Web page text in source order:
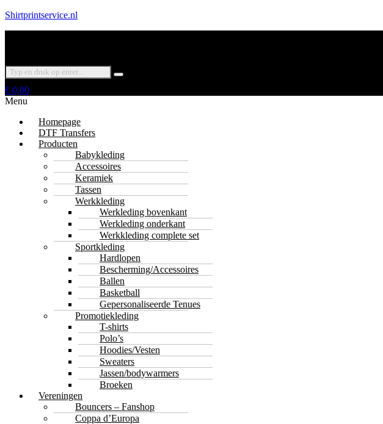
Shirtprintservice.nl
€ 0,00
Menu
Homepage
DTF Transfers
Producten
Babykleding
Accessoires
Keramiek
Tassen
Werkkleding
Werkleding bovenkant
Werkleding onderkant
Werkkleding complete set
Sportkleding
Hardlopen
Bescherming/Accessoires
Ballen
Basketball
Gepersonaliseerde Tenues
Promotiekleding
T-shirts
Polo’s
Hoodies/Vesten
Sweaters
Jassen/bodywarmers
Broeken
Vereningen
Bouncers – Fanshop
Coppa d’Europa